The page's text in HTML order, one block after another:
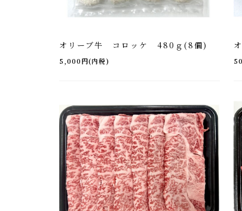
オリーブ牛 コロッケ 480ｇ(8個)
5,000円(内税)